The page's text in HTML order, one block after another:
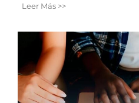
Leer Más >>